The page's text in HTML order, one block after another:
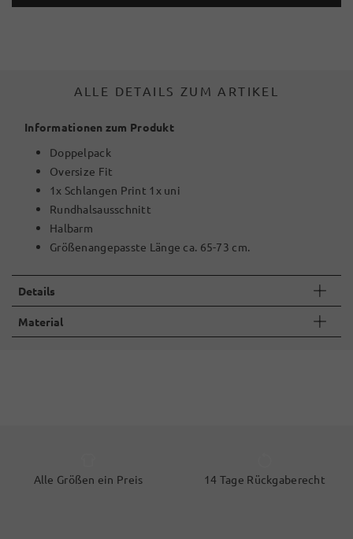
ALLE DETAILS ZUM ARTIKEL
Informationen zum Produkt
Doppelpack
Oversize Fit
1x Schlangen Print 1x uni
Rundhalsausschnitt
Halbarm
Größenangepasste Länge ca. 65-73 cm.
Details
Material
Alle Größen ein Preis 14 Tage Rückgaberecht